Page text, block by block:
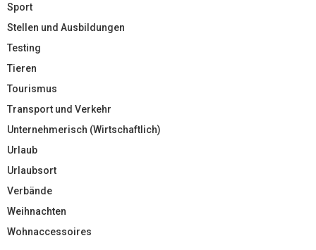
Sport
Stellen und Ausbildungen
Testing
Tieren
Tourismus
Transport und Verkehr
Unternehmerisch (Wirtschaftlich)
Urlaub
Urlaubsort
Verbände
Weihnachten
Wohnaccessoires